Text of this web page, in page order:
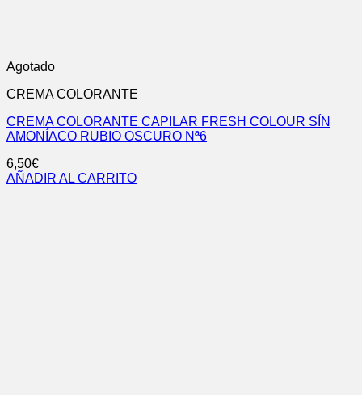
Agotado
CREMA COLORANTE
CREMA COLORANTE CAPILAR FRESH COLOUR SÍN
AMONÍACO RUBIO OSCURO Nª6
6,50€
AÑADIR AL CARRITO